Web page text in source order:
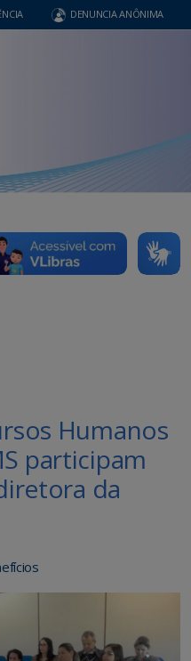
DENUNCIA ANÔNIMA
Humanos
participam
da